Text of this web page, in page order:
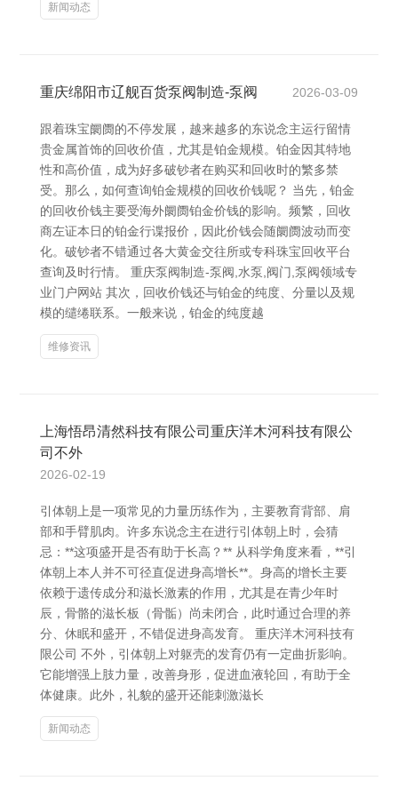
新闻动态
重庆绵阳市辽舰百货泵阀制造-泵阀 2026-03-09
跟着珠宝阛阓的不停发展，越来越多的东说念主运行留情
贵金属首饰的回收价值，尤其是铂金规模。铂金因其特地
性和高价值，成为好多破钞者在购买和回收时的繁多禁
受。那么，如何查询铂金规模的回收价钱呢？ 当先，铂金
的回收价钱主要受海外阛阓铂金价钱的影响。频繁，回收
商左证本日的铂金行谍报价，因此价钱会随阛阓波动而变
化。破钞者不错通过各大黄金交往所或专科珠宝回收平台
查询及时行情。 重庆泵阀制造-泵阀,水泵,阀门,泵阀领域专
业门户网站 其次，回收价钱还与铂金的纯度、分量以及规
模的缱绻联系。一般来说，铂金的纯度越
维修资讯
上海悟昂清然科技有限公司重庆洋木河科技有限公
司不外
2026-02-19
引体朝上是一项常见的力量历练作为，主要教育背部、肩
部和手臂肌肉。许多东说念主在进行引体朝上时，会猜
忌：**这项盛开是否有助于长高？** 从科学角度来看，**引
体朝上本人并不可径直促进身高增长**。身高的增长主要
依赖于遗传成分和滋长激素的作用，尤其是在青少年时
辰，骨骼的滋长板（骨骺）尚未闭合，此时通过合理的养
分、休眠和盛开，不错促进身高发育。 重庆洋木河科技有
限公司 不外，引体朝上对躯壳的发育仍有一定曲折影响。
它能增强上肢力量，改善身形，促进血液轮回，有助于全
体健康。此外，礼貌的盛开还能刺激滋长
新闻动态